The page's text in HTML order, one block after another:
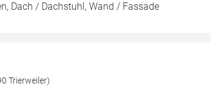
Dach / Dachstuhl, Wand / Fassade
Trierweiler)